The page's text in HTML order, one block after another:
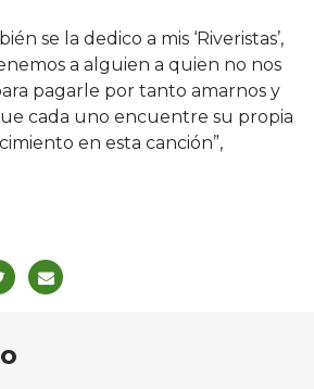
se la dedico a mis ‘Riveristas’,
a alguien a quien no nos
pagarle por tanto amarnos y
cada uno encuentre su propia
en esta canción”,